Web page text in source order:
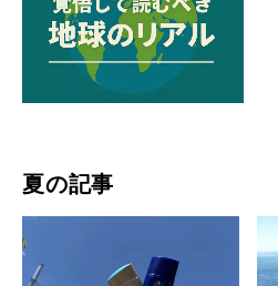
夏の記事